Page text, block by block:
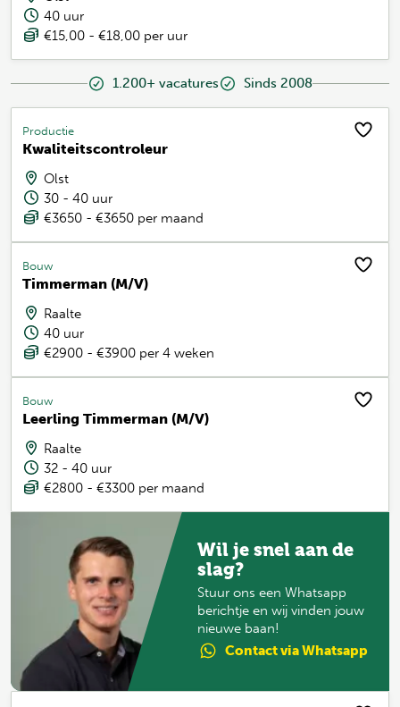
40 uur
€15,00 - €18,00 per uur
1.200+ vacatures Sinds 2008
Productie
Kwaliteitscontroleur
Olst
30 - 40 uur
€3650 - €3650 per maand
Bouw
Timmerman (M/V)
Raalte
40 uur
€2900 - €3900 per 4 weken
Bouw
Leerling Timmerman (M/V)
Raalte
32 - 40 uur
€2800 - €3300 per maand
Wil je snel aan de
slag?
Stuur ons een Whatsapp
berichtje en wij vinden jouw
nieuwe baan!
Contactvia Whatsapp